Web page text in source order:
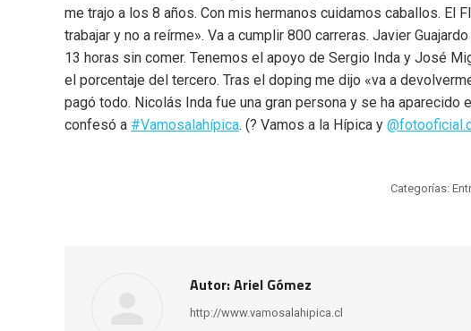
me trajo a los 8 años. Con mis hermanos cuidamos caballos. El
trabajar y no a reírme». Va a cumplir 800 carreras. Javier
13 horas sin comer. Tenemos el apoyo de Sergio Inda y José
el porcentaje del tercero. Tras el doping me dijo «va a
pagó todo. Nicolás Inda fue una gran persona y se ha
confesó a #Vamosalahípica. (? Vamos a la Hípica y
Categorías:
Autor:Ariel Gómez
http://www.vamosalahipica.cl